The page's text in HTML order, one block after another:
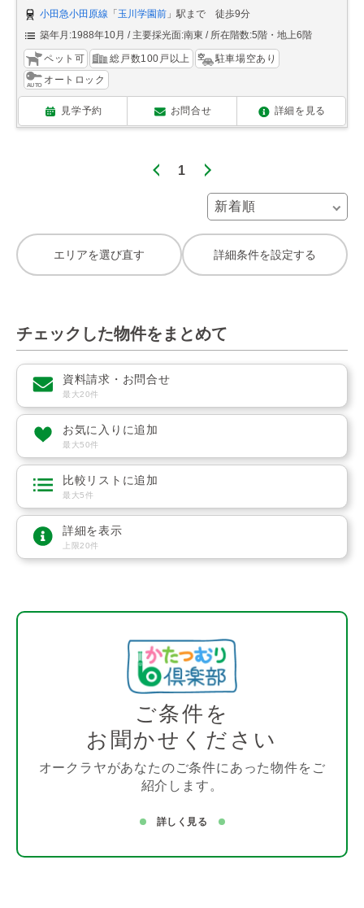
小田急小田原線 「 玉川学園前 」駅まで 徒歩9分
築年月:1988年10月
主要採光面:南東 所在階数:5階・地上6階
ペット可 総戸数100戸以上
駐車場空あり
オートロック
見学予約 お問合せ 詳細を見る
1
エリアを選び直す 詳細条件を設定する
チェックした物件をまとめて
資料請求・お問合せ
最大20件
お気に入りに追加
最大50件
比較リストに追加
最大5件
詳細を表示
上限20件
ご条件を
お聞かせください
オークラヤがあなたのご条件にあった物件をご
紹介します。
詳しく見る